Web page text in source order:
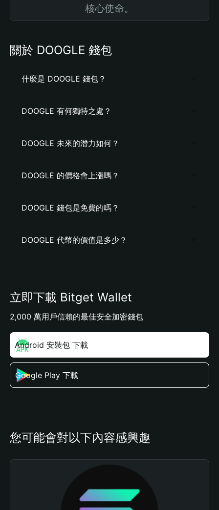
核心使命。
關於 DOOGLE 錢包
什麼是 DOOGLE 錢包？
DOOGLE 有何獨特之處？
DOOGLE 未來的潛力如何？
DOOGLE 的價格會上漲嗎？
DOOGLE 錢包是免費的嗎？
DOOGLE 代幣的價值是多少？
立即下載 Bitget Wallet
2,000 萬用戶信賴的最佳安全加密錢包
Android 安裝包 下載
Google Play 下載
您可能會對以下內容感興趣